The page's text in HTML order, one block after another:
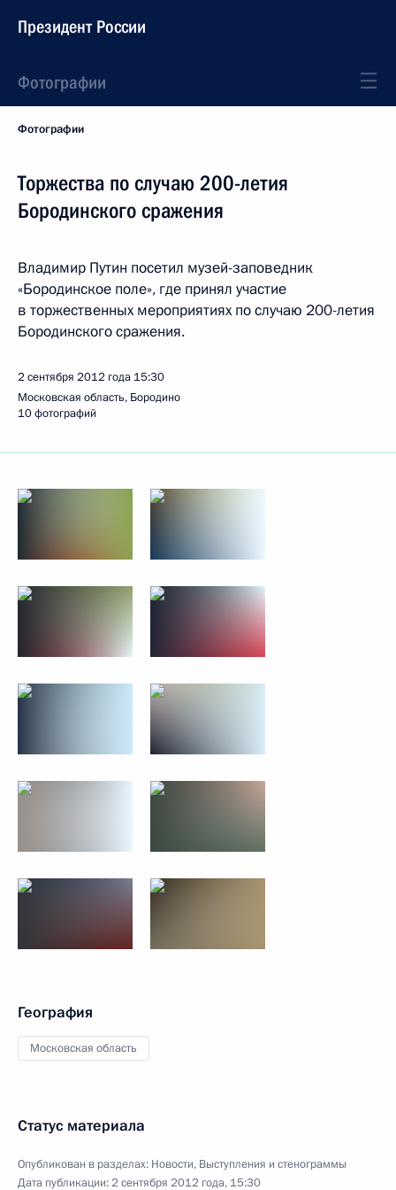
Президент России
Фотографии
Фотографии
Торжества по случаю 200-летия
Бородинского сражения
Владимир Путин посетил музей-заповедник
«Бородинское поле», где принял участие
в торжественных мероприятиях по случаю 200-летия
Бородинского сражения.
2 сентября 2012 года 15:30
Московская область, Бородино
10 фотографий
География
Московская область
Статус материала
Опубликован в разделах: Новости, Выступления и стенограммы
Дата публикации:2 сентября 2012 года, 15:30